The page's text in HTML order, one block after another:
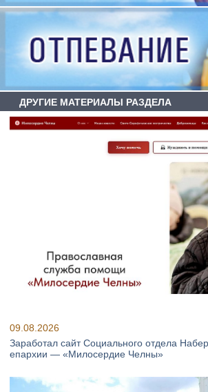
ДРУГИЕ МАТЕРИАЛЫ РАЗДЕЛА
09.08.2026
Заработал сайт Социального отдела
епархии — «Милосердие Челны»